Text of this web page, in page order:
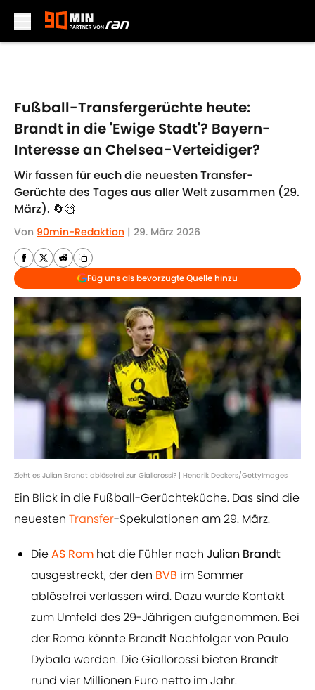
Fußball-Transfergerüchte heute:
Brandt in die 'Ewige Stadt'? Bayern-
Interesse an Chelsea-Verteidiger?
Wir fassen für euch die neuesten Transfer-
Gerüchte des Tages aus aller Welt zusammen (29.
März). 🔄🧐
Von 90min-Redaktion | 29. März 2026
Füg uns als bevorzugte Quelle hinzu
Zieht es Julian Brandt ablösefrei zur Giallorossi? | Hendrik Deckers/GettyImages
Ein Blick in die Fußball-Gerüchteküche. Das sind die
neuesten Transfer-Spekulationen am 29. März.
DieAS Rom hat die Fühler nach Julian Brandt
ausgestreckt, der den BVB im Sommer
ablösefrei verlassen wird. Dazu wurde Kontakt
zum Umfeld des 29-Jährigen aufgenommen. Bei
der Roma könnte Brandt Nachfolger von Paulo
Dybala werden. Die Giallorossi bieten Brandt
rund vier Millionen Euro netto im Jahr.